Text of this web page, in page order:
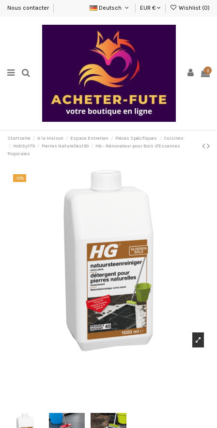
Nous contacter Deutsch EUR € Wishlist (0)
0
Startseite A la Maison Espace Entretien Pièces Spécifiques
Cuisines
Hobby179
Pierres Naturelles190
HG - Rénovateur pour Bois d'Essences
Tropicales
-10%